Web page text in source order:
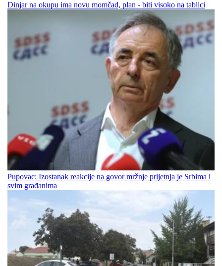
Dinjar na okupu ima novu momčad, plan - biti visoko na tablici
Pupovac: Izostanak reakcije na govor mržnje prijetnja je Srbima i
svim građanima